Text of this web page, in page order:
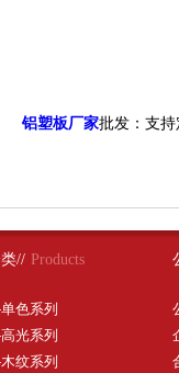
铝塑板厂家批发：支
// Products
色系列
光系列
纹系列